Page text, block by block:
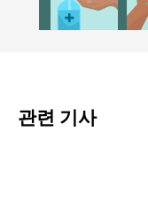
관련 기사